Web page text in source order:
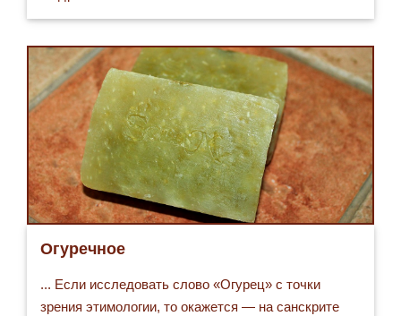
Огуречное
... Если исследовать слово «Огурец» с точки
зрения этимологии, то окажется — на санскрите